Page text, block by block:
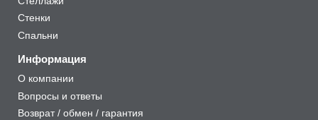
Стенки
Спальни
Информация
О компании
Вопросы и ответы
Возврат / обмен / гарантия